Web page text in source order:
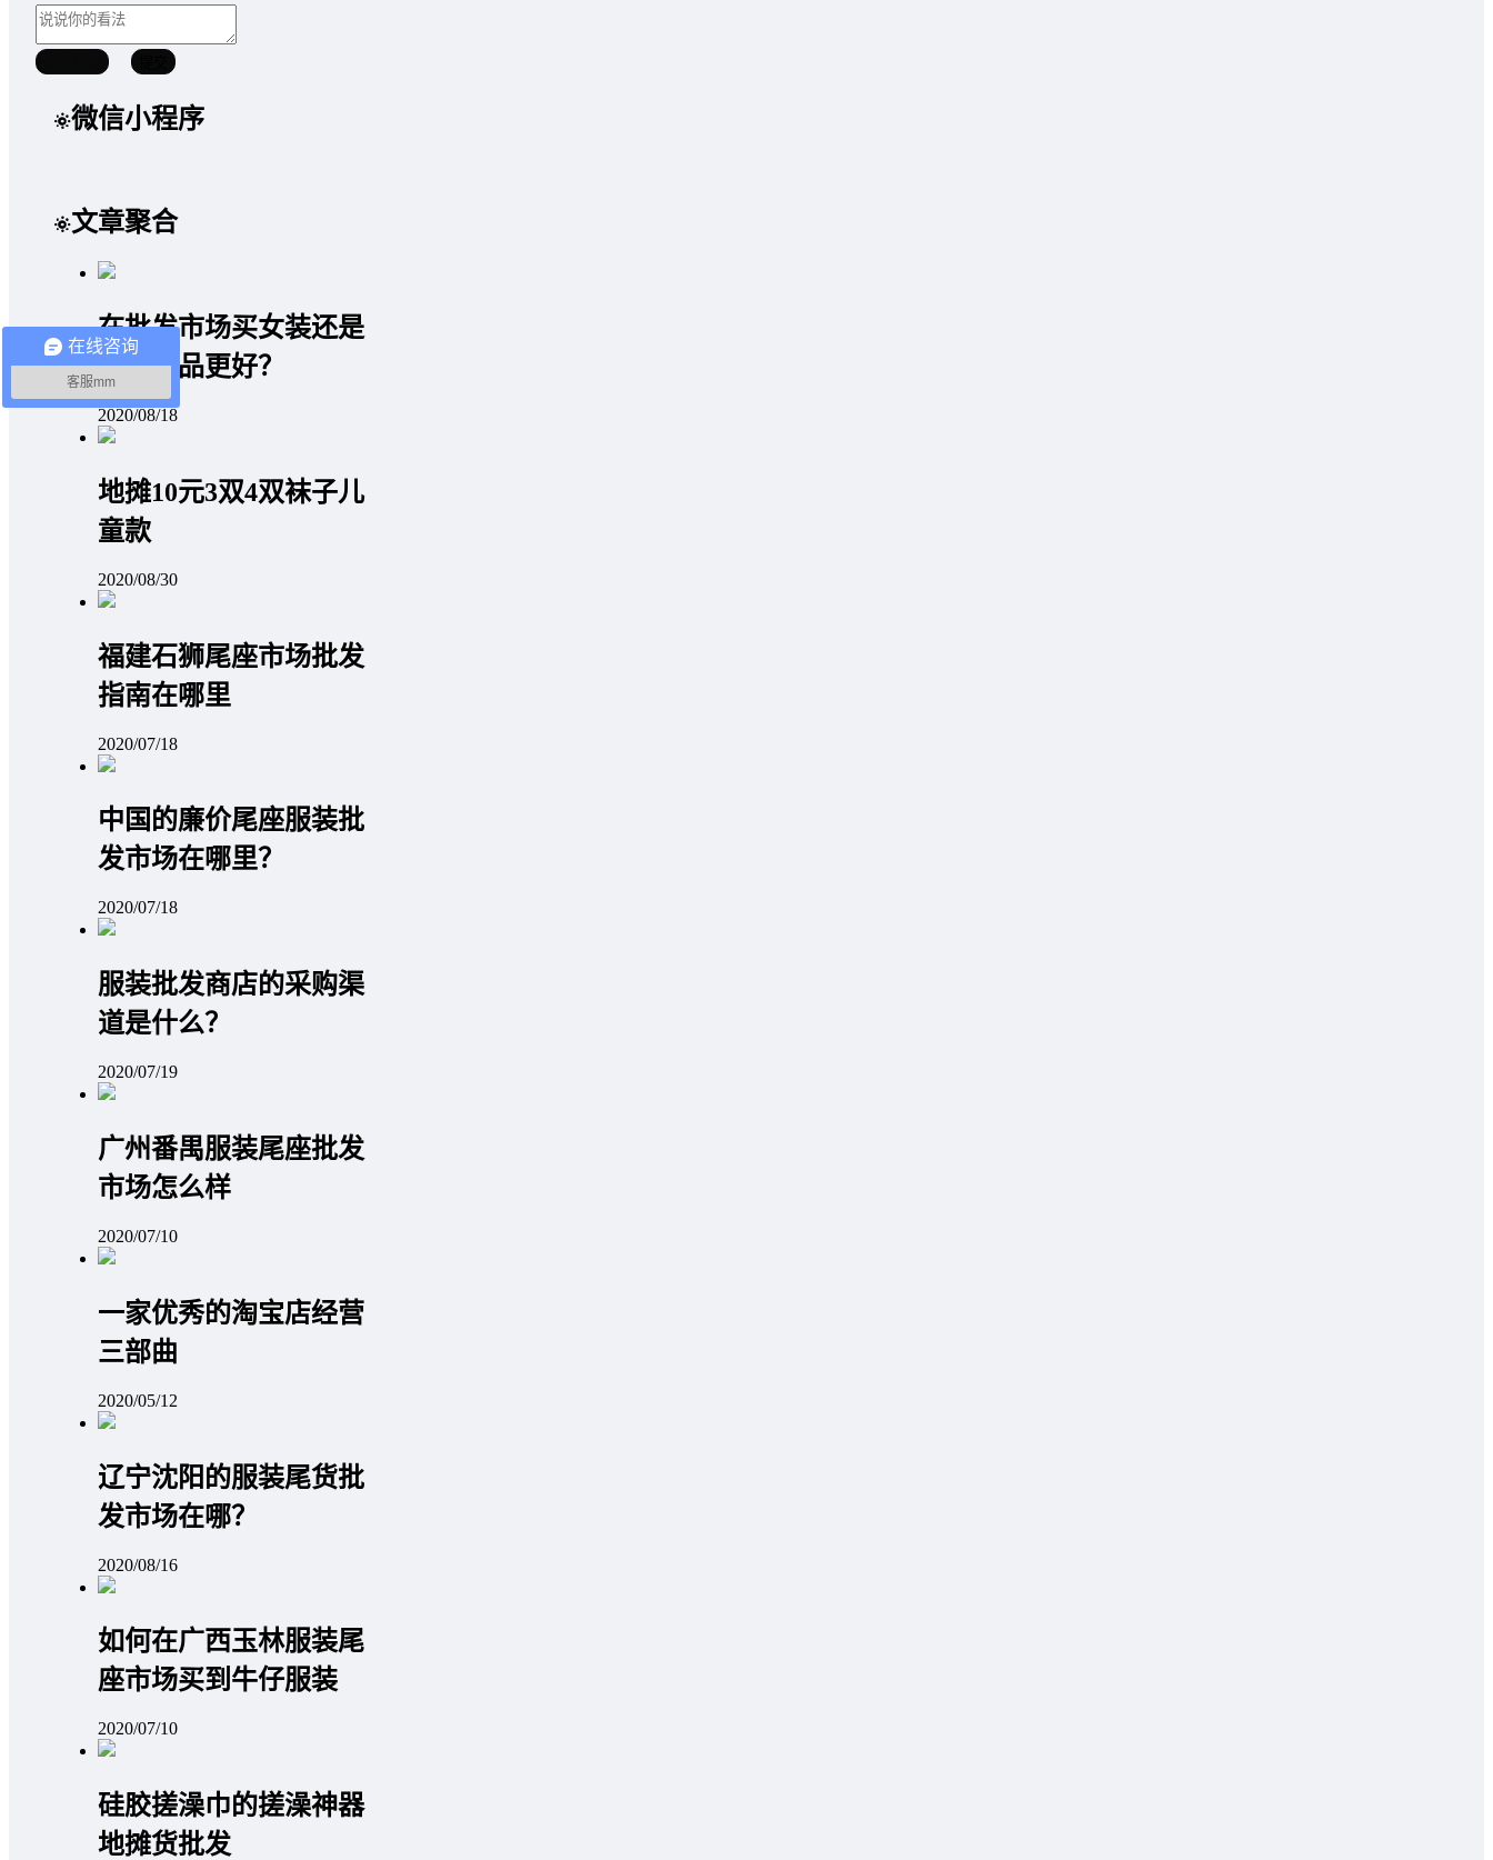
微信小程序
文章聚合
在批发市场买女装还是
大宗商品更好？
2020/08/18
地摊10元3双4双袜子儿
童款
2020/08/30
福建石狮尾座市场批发
指南在哪里
2020/07/18
中国的廉价尾座服装批
发市场在哪里？
2020/07/18
服装批发商店的采购渠
道是什么？
2020/07/19
广州番禺服装尾座批发
市场怎么样
2020/07/10
一家优秀的淘宝店经营
三部曲
2020/05/12
辽宁沈阳的服装尾货批
发市场在哪？
2020/08/16
如何在广西玉林服装尾
座市场买到牛仔服装
2020/07/10
硅胶搓澡巾的搓澡神器
地摊货批发
在线咨询
客服mm